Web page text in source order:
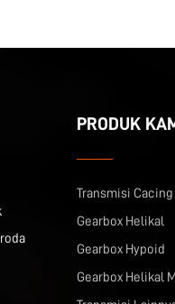
PRODUK
Transmisi Cacing
Gearbox Helikal
Gearbox Hypoid
Gearbox Helikal